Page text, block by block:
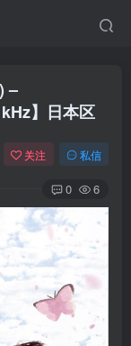
–
】日本区
关注 私信
0 6